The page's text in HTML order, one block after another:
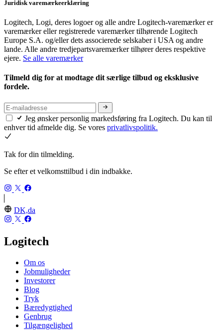
Juridisk varemærkeerklæring
Logitech, Logi, deres logoer og alle andre Logitech-varemærker er
varemærker eller registrerede varemærker tilhørende Logitech
Europe S.A. og/eller dets associerede selskaber i USA og andre
lande. Alle andre tredjepartsvaremærker tilhører deres respektive
ejere. Se alle varemærker
Tilmeld dig for at modtage dit særlige tilbud og eksklusive
fordele.
Jeg ønsker personlig markedsføring fra Logitech. Du kan til
enhver tid afmelde dig. Se vores privatlivspolitik.
Tak for din tilmelding.
Se efter et velkomsttilbud i din indbakke.
DK,da
Logitech
Om os
Jobmuligheder
Investorer
Blog
Tryk
Bæredygtighed
Genbrug
Tilgængelighed